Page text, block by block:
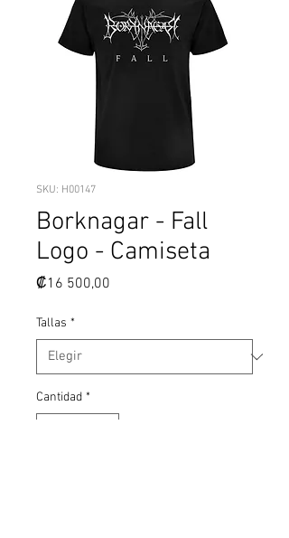
SKU: H00147
Borknagar - Fall
Logo - Camiseta
₡16 500,00
Tallas *
Cantidad *